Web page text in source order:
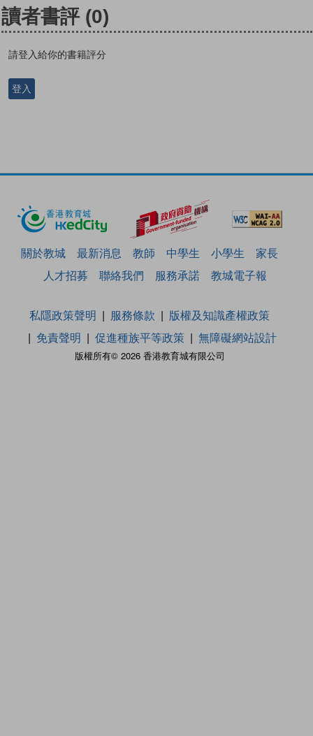
讀者書評 (0)
請登入給你的書籍評分
登入
關於教城 最新消息 教師 中學生 小學生
家長
人才招募
聯絡我們 服務承諾 教城電子報
版權所有© 2026 香港教育城有限公司
私隱政策聲明 服務條款
版權及知識產權政策
免責聲明
促進種族平等政策 無障礙網站設計